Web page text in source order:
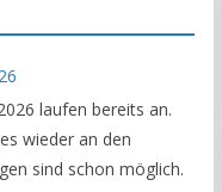
laufen bereits an.
wieder an den
sind schon möglich.